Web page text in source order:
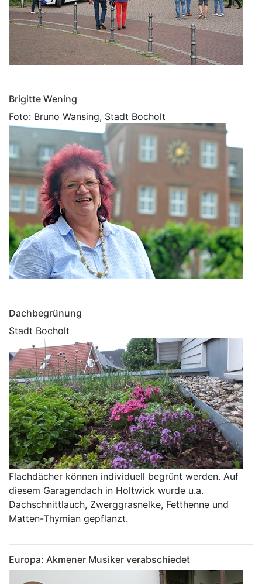
Brigitte Wening
Foto: Bruno Wansing, Stadt Bocholt
Dachbegrünung
Stadt Bocholt
Flachdächer können individuell begrünt werden. Auf
diesem Garagendach in Holtwick wurde u.a.
Dachschnittlauch, Zwerggrasnelke, Fetthenne und
Matten-Thymian gepflanzt.
Europa: Akmener Musiker verabschiedet